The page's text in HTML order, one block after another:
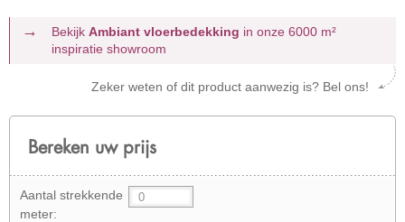
Bekijk Ambiant vloerbedekking in onze 6000 m²
inspiratie showroom
Zeker weten of dit product aanwezig is? Bel ons!
Bereken uw prijs
Aantal strekkende
meter: